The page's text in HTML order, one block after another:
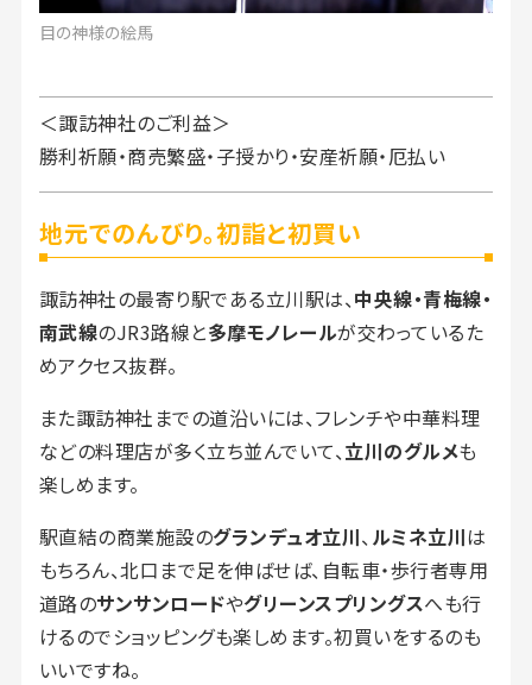
目の神様の絵馬
＜諏訪神社のご利益＞
勝利祈願・商売繁盛・子授かり・安産祈願・厄払い
地元でのんびり。初詣と初買い
諏訪神社の最寄り駅である立川駅は、中央線・青梅線・
南武線のJR3路線と多摩モノレールが交わっているた
めアクセス抜群。
また諏訪神社までの道沿いには、フレンチや中華料理
などの料理店が多く立ち並んでいて、立川のグルメも
楽しめます。
駅直結の商業施設のグランデュオ立川、ルミネ立川は
もちろん、北口まで足を伸ばせば、自転車・歩行者専用
道路のサンサンロードやグリーンスプリングスへも行
けるのでショッピングも楽しめます。初買いをするのも
いいですね。